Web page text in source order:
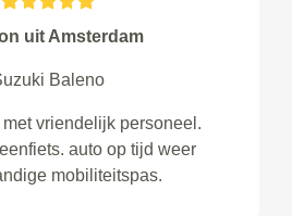
uit Amsterdam
Baleno
vriendelijk personeel.
auto op tijd weer
mobiliteitspas.